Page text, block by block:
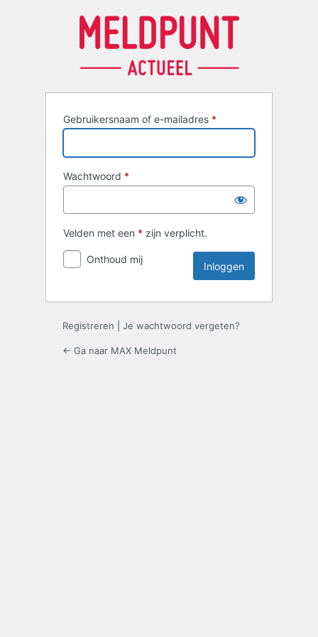
Gebruikersnaam of e-mailadres *
Wachtwoord *
Velden met een * zijn verplicht.
Onthoud mij
Registreren Je wachtwoord vergeten?
← Ga naar MAX Meldpunt